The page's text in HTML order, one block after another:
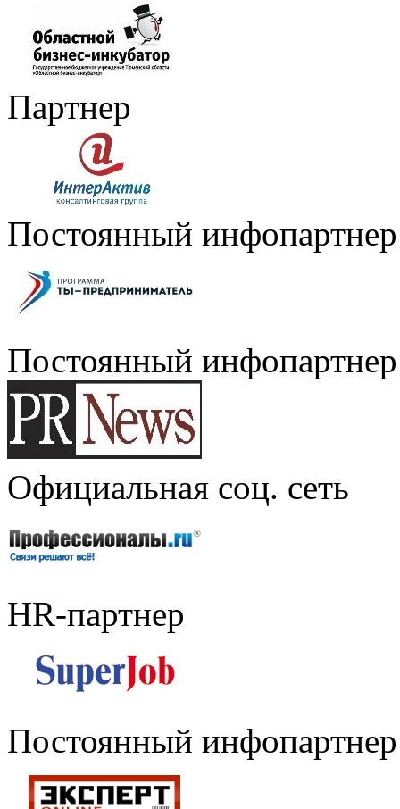
Партнер
Постоянный инфопартнер
Постоянный инфопартнер
Официальная соц. сеть
HR-партнер
Постоянный инфопартнер